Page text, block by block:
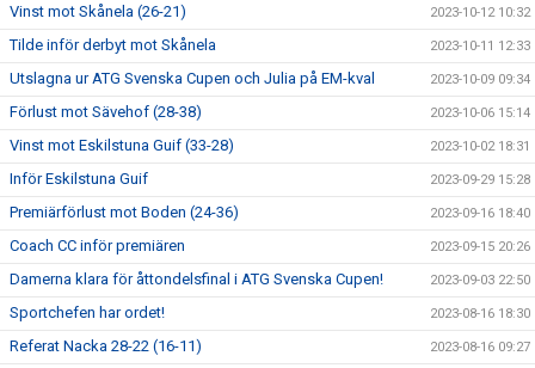
Vinst mot Skånela (26-21) 2023-10-12 10:32
Tilde inför derbyt mot Skånela 2023-10-11 12:33
Utslagna ur ATG Svenska Cupen och Julia på EM-kval 2023-10-09 09:34
Förlust mot Sävehof (28-38) 2023-10-06 15:14
Vinst mot Eskilstuna Guif (33-28) 2023-10-02 18:31
Inför Eskilstuna Guif 2023-09-29 15:28
Premiärförlust mot Boden (24-36) 2023-09-16 18:40
Coach CC inför premiären 2023-09-15 20:26
Damerna klara för åttondelsfinal i ATG Svenska Cupen! 2023-09-03 22:50
Sportchefen har ordet! 2023-08-16 18:30
Referat Nacka 28-22 (16-11) 2023-08-16 09:27